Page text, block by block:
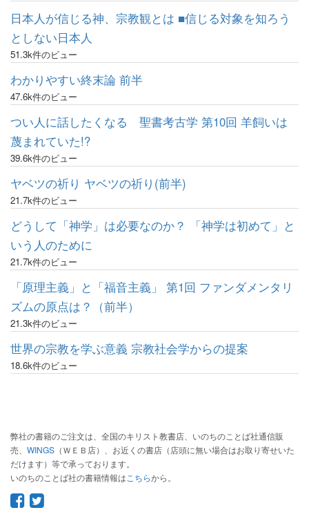
日本人が信じる神、宗教観とは ■信じる対象を知ろう
としない日本人
51.3k件のビュー
わかりやすい終末論 前半
47.6k件のビュー
つい人に話したくなる 聖書考古学 第10回 羊飼いは
蔑まれていた!?
39.6k件のビュー
ヤベツの祈り ヤベツの祈り(前半)
21.7k件のビュー
どうして「神学」は必要なのか？ 「神学は初めて」と
いう人のために
21.7k件のビュー
「原理主義」と「福音主義」 第1回 ファンダメンタリ
ズムの原点は？（前半）
21.3k件のビュー
世界の宗教を学ぶ意義 宗教社会学からの提案
18.6k件のビュー
弊社の書籍のご注文は、全国のキリスト教書店、いのちのことば社通信販
売、 WINGS （ＷＥＢ店）、お近くの書店（店頭に無い場合はお取り寄せいた
だけます）等で承っております。
いのちのことば社の書籍情報は こちらから。